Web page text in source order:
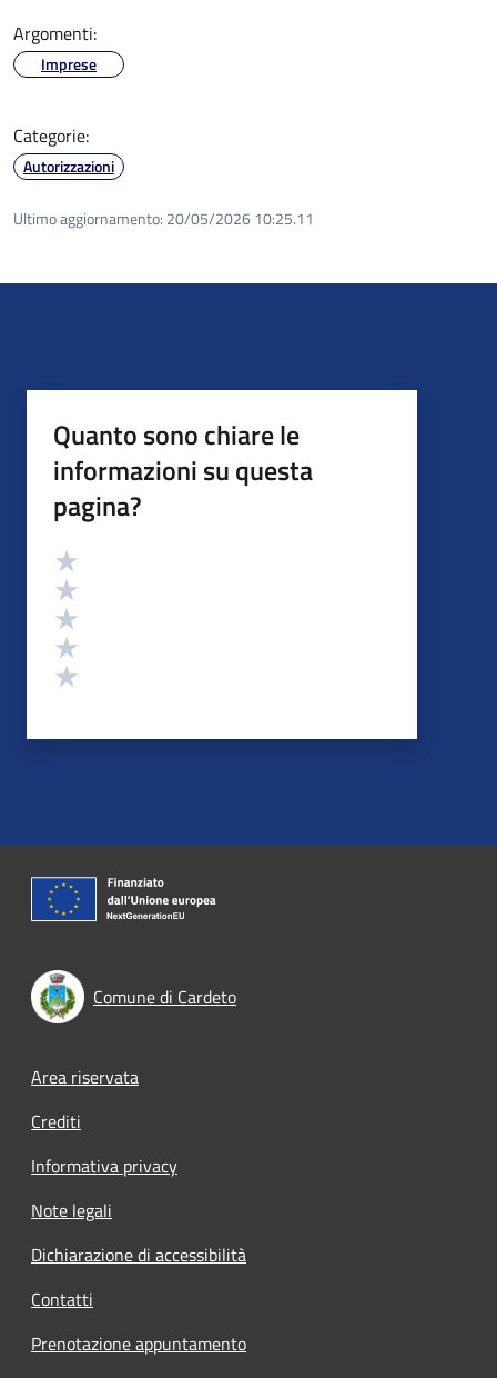
Argomenti:
Imprese
Categorie:
Autorizzazioni
Ultimo aggiornamento: 20/05/2026 10:25.11
Quanto sono chiare le
informazioni su questa
pagina?
Valutazione
Comune di Cardeto
Footer menu
Area riservata
Crediti
Informativa privacy
Note legali
Dichiarazione di accessibilità
Contatti
Prenotazione appuntamento